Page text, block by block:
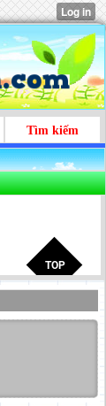
Tìm kiếm